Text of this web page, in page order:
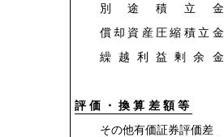
別途積立金
償却資産圧縮積立金
繰越利益剰余金
評価・換算差額等
その他有価証券評価差